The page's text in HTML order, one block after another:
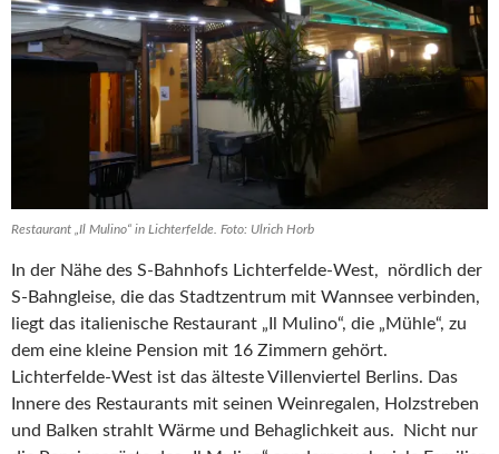
Restaurant „Il Mulino“ in Lichterfelde. Foto: Ulrich Horb
In der Nähe des S-Bahnhofs Lichterfelde-West, nördlich der
S-Bahngleise, die das Stadtzentrum mit Wannsee verbinden,
liegt das italienische Restaurant „Il Mulino“, die „Mühle“, zu
dem eine kleine Pension mit 16 Zimmern gehört.
Lichterfelde-West ist das älteste Villenviertel Berlins. Das
Innere des Restaurants mit seinen Weinregalen, Holzstreben
und Balken strahlt Wärme und Behaglichkeit aus. Nicht nur